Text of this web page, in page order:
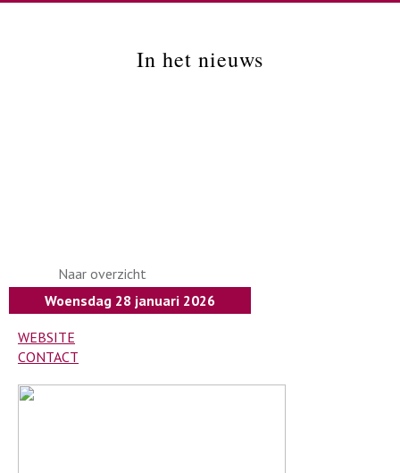
In het nieuws
Naar overzicht
Woensdag 28 januari 2026
WEBSITE
CONTACT